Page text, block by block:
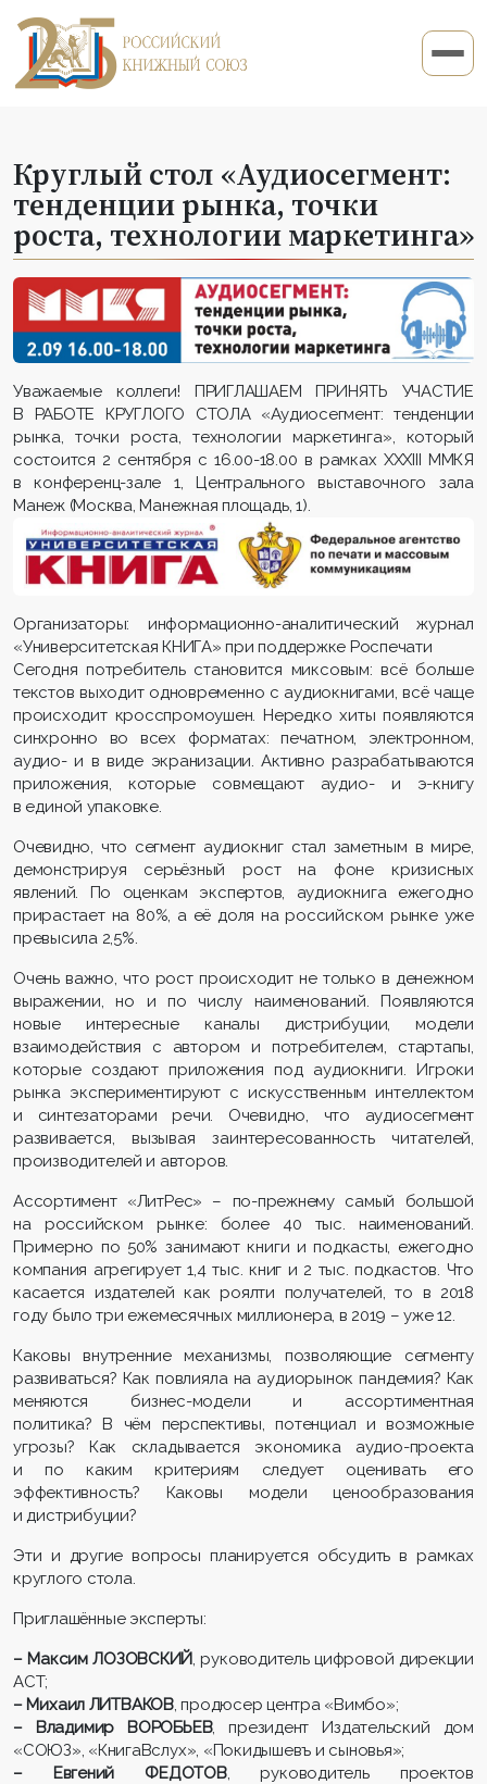
Круглый стол «Аудиосегмент:
тенденции рынка, точки
роста, технологии маркетинга»
Уважаемые коллеги! ПРИГЛАШАЕМ ПРИНЯТЬ УЧАСТИЕ
В РАБОТЕ КРУГЛОГО СТОЛА «Аудиосегмент: тенденции
рынка, точки роста, технологии маркетинга», который
состоится 2 сентября с 16.00-18.00 в рамках XXXIII ММКЯ
в конференц-зале 1, Центрального выставочного зала
Манеж (Москва, Манежная площадь, 1).
Организаторы: информационно-аналитический журнал
«Университетская КНИГА» при поддержке Роспечати
Сегодня потребитель становится миксовым: всё больше
текстов выходит одновременно с аудиокнигами, всё чаще
происходит кросспромоушен. Нередко хиты появляются
синхронно во всех форматах: печатном, электронном,
аудио- и в виде экранизации. Активно разрабатываются
приложения, которые совмещают аудио- и э-книгу
в единой упаковке.
Очевидно, что сегмент аудиокниг стал заметным в мире,
демонстрируя серьёзный рост на фоне кризисных
явлений. По оценкам экспертов, аудиокнига ежегодно
прирастает на 80%, а её доля на российском рынке уже
превысила 2,5%.
Очень важно, что рост происходит не только в денежном
выражении, но и по числу наименований. Появляются
новые интересные каналы дистрибуции, модели
взаимодействия с автором и потребителем, стартапы,
которые создают приложения под аудиокниги. Игроки
рынка экспериментируют с искусственным интеллектом
и синтезаторами речи. Очевидно, что аудиосегмент
развивается, вызывая заинтересованность читателей,
производителей и авторов.
Ассортимент «ЛитРес» – по-прежнему самый большой
на российском рынке: более 40 тыс. наименований.
Примерно по 50% занимают книги и подкасты, ежегодно
компания агрегирует 1,4 тыс. книг и 2 тыс. подкастов. Что
касается издателей как роялти получателей, то в 2018
году было три ежемесячных миллионера, в 2019 – уже 12.
Каковы внутренние механизмы, позволяющие сегменту
развиваться? Как повлияла на аудиорынок пандемия? Как
меняются бизнес-модели и ассортиментная
политика? В чём перспективы, потенциал и возможные
угрозы? Как складывается экономика аудио-проекта
и по каким критериям следует оценивать его
эффективность? Каковы модели ценообразования
и дистрибуции?
Эти и другие вопросы планируется обсудить в рамках
круглого стола.
Приглашённые эксперты:
– Максим ЛОЗОВСКИЙ, руководитель цифровой дирекции
АСТ;
– Михаил ЛИТВАКОВ, продюсер центра «Вимбо»;
– Владимир ВОРОБЬЕВ, президент Издательский дом
«СОЮЗ», «КнигаВслух», «Покидышевъ и сыновья»;
– Евгений ФЕДОТОВ, руководитель проектов